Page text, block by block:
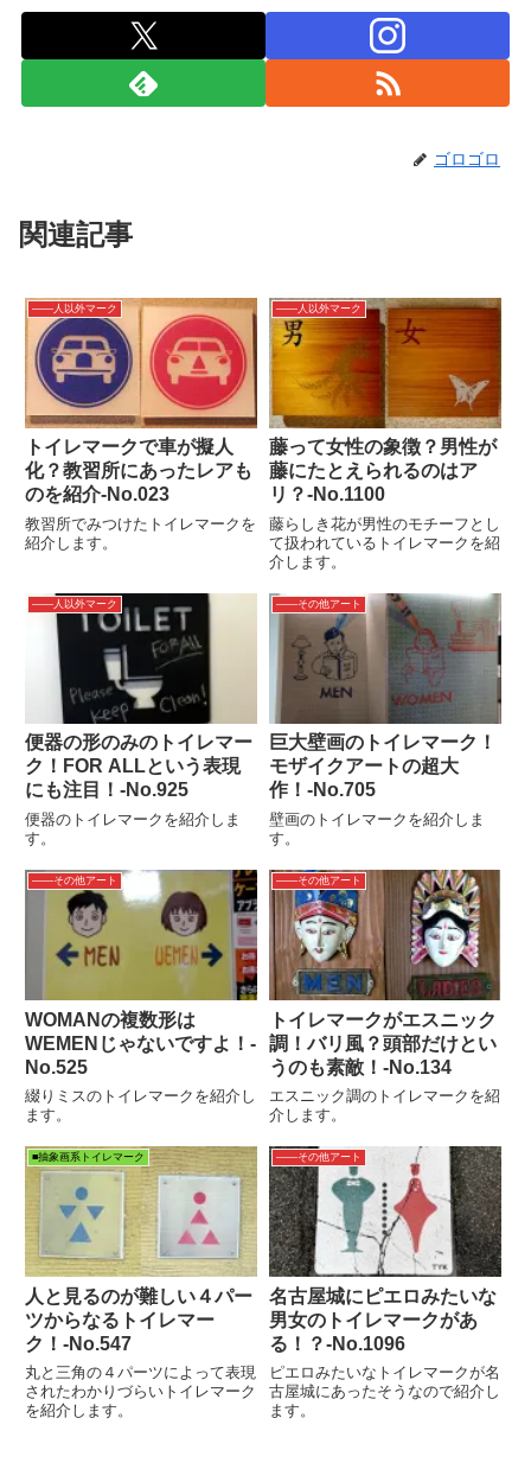
ゴロゴロ
関連記事
――人以外マーク
トイレマークで車が擬人
化？教習所にあったレアも
のを紹介-No.023
教習所でみつけたトイレマークを
紹介します。
――人以外マーク
藤って女性の象徴？男性が
藤にたとえられるのはア
リ？-No.1100
藤らしき花が男性のモチーフとし
て扱われているトイレマークを紹
介します。
――人以外マーク
便器の形のみのトイレマー
ク！FOR ALLという表現
にも注目！‐No.925
便器のトイレマークを紹介しま
す。
――その他アート
巨大壁画のトイレマーク！
モザイクアートの超大
作！‐No.705
壁画のトイレマークを紹介しま
す。
――その他アート
WOMANの複数形は
WEMENじゃないですよ！‐
No.525
綴りミスのトイレマークを紹介し
ます。
――その他アート
トイレマークがエスニック
調！バリ風？頭部だけとい
うのも素敵！-No.134
エスニック調のトイレマークを紹
介します。
■抽象画系トイレマーク
人と見るのが難しい４パー
ツからなるトイレマー
ク！‐No.547
丸と三角の４パーツによって表現
されたわかりづらいトイレマーク
を紹介します。
――その他アート
名古屋城にピエロみたいな
男女のトイレマークがあ
る！？-No.1096
ピエロみたいなトイレマークが名
古屋城にあったそうなので紹介し
ます。